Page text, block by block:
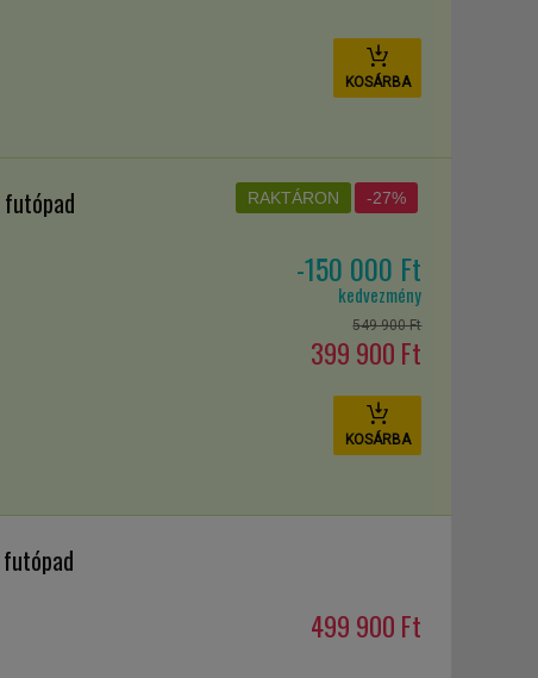
KOSÁRBA
-150 000 Ft
kedvezmény
549 900 Ft
399 900 Ft
KOSÁRBA
-27%
RAKTÁRON
499 900 Ft